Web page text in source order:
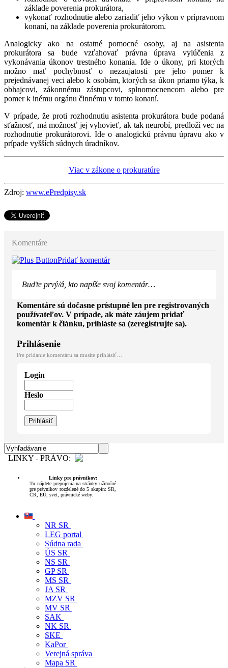
základe poverenia prokurátora,
vykonať rozhodnutie alebo zariadiť jeho výkon v prípravnom
konaní, na základe poverenia prokurátorom.
Analogicky ako na ostatné pomocné osoby, aj na asistenta
prokurátora sa bude vzťahovať právna úprava vylúčenia z
vykonávania úkonov trestného konania. Ide o úkony, pri ktorých
možno mať pochybnosť o nezaujatosti pre jeho pomer k
prejednávanej veci alebo k osobám, ktorých sa úkon priamo týka, k
obhajcovi, zákonnému zástupcovi, splnomocnencom alebo pre
pomer k inému orgánu činnému v tomto konaní.
V prípade, že proti rozhodnutiu asistenta prokurátora bude podaná
sťažnosť, má možnosť jej vyhovieť, ak tak neurobí, predloží vec na
rozhodnutie prokurátorovi. Ide o analogickú právnu úpravu ako v
prípade vyšších súdnych úradníkov.
Viac v zákone o prokuratúre
Zdroj: www.ePredpisy.sk
Komentáre
Pridať komentár
Buďte prvý/á, kto napíše svoj komentár…
Komentáre sú dočasne prístupné len pre registrovaných
používateľov. V prípade, ak máte záujem pridať
komentár k článku, prihláste sa (zeregistrujte sa).
Prihlásenie
Pre pridanie komentáru sa musíte prihlásiť…
Login
Heslo
LINKY - PRÁVO:
Linky pre právnikov:
Tu nájdete prepojenia na stránky užitočné
pre právnikov rozdelené do 5 skupín: SR,
ČR, EÚ, svet, právnické weby.
NR SR
LEG portal
Súdna rada
ÚS SR
NS SR
GP SR
MS SR
JA SR
MZV SR
MV SR
SAK
NK SR
SKE
KaPor
Verejná správa
Mapa SR